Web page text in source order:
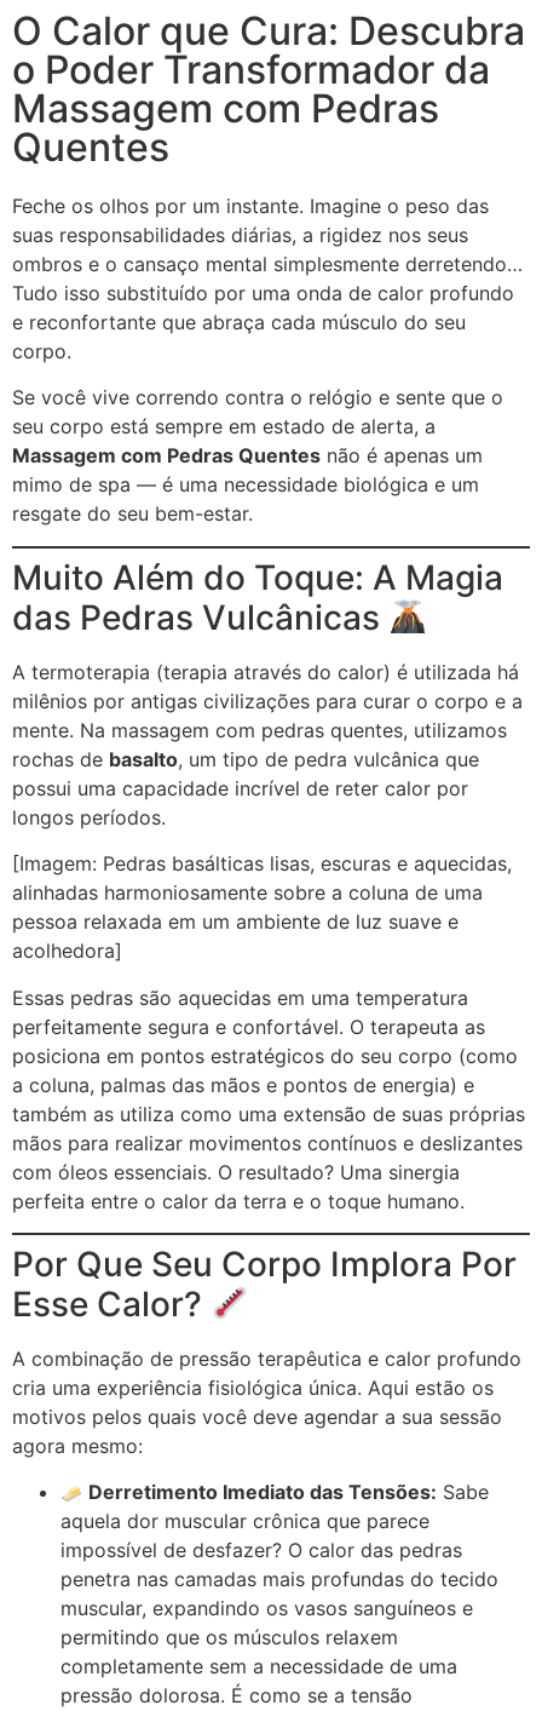
O Calor que Cura: Descubra
o Poder Transformador da
Massagem com Pedras
Quentes
Feche os olhos por um instante. Imagine o peso das
suas responsabilidades diárias, a rigidez nos seus
ombros e o cansaço mental simplesmente derretendo…
Tudo isso substituído por uma onda de calor profundo
e reconfortante que abraça cada músculo do seu
corpo.
Se você vive correndo contra o relógio e sente que o
seu corpo está sempre em estado de alerta, a
Massagem com Pedras Quentes não é apenas um
mimo de spa — é uma necessidade biológica e um
resgate do seu bem-estar.
Muito Além do Toque: A Magia
das Pedras Vulcânicas
A termoterapia (terapia através do calor) é utilizada há
milênios por antigas civilizações para curar o corpo e a
mente. Na massagem com pedras quentes, utilizamos
rochas de basalto, um tipo de pedra vulcânica que
possui uma capacidade incrível de reter calor por
longos períodos.
[Imagem: Pedras basálticas lisas, escuras e aquecidas,
alinhadas harmoniosamente sobre a coluna de uma
pessoa relaxada em um ambiente de luz suave e
acolhedora]
Essas pedras são aquecidas em uma temperatura
perfeitamente segura e confortável. O terapeuta as
posiciona em pontos estratégicos do seu corpo (como
a coluna, palmas das mãos e pontos de energia) e
também as utiliza como uma extensão de suas próprias
mãos para realizar movimentos contínuos e deslizantes
com óleos essenciais. O resultado? Uma sinergia
perfeita entre o calor da terra e o toque humano.
Por Que Seu Corpo Implora Por
Esse Calor?
A combinação de pressão terapêutica e calor profundo
cria uma experiência fisiológica única. Aqui estão os
motivos pelos quais você deve agendar a sua sessão
agora mesmo:
Derretimento Imediato das Tensões: Sabe
aquela dor muscular crônica que parece
impossível de desfazer? O calor das pedras
penetra nas camadas mais profundas do tecido
muscular, expandindo os vasos sanguíneos e
permitindo que os músculos relaxem
completamente sem a necessidade de uma
pressão dolorosa. É como se a tensão